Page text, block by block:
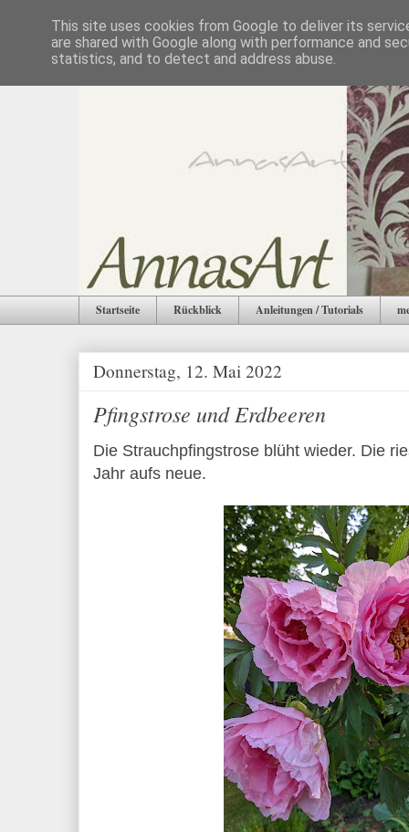
Startseite Rückblick Anleitungen / Tutorials
Donnerstag, 12. Mai 2022
Pfingstrose und Erdbeeren
Die Strauchpfingstrose blüht wieder. Die
Jahr aufs neue.
This site uses cookies from Google to deliver its
are shared with Google along with performance and
statistics, and to detect and address abuse.